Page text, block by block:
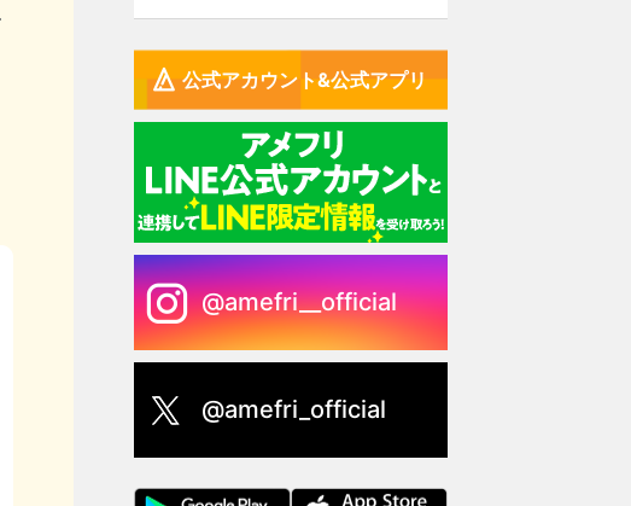
公式アカウント&公式アプリ
@amefri__official
@amefri_official